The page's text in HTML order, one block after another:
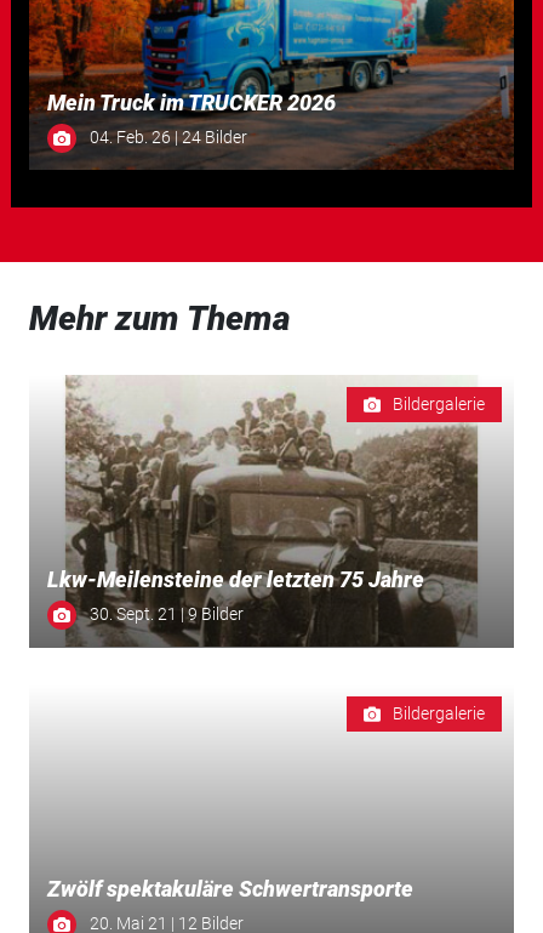
Mein Truck im TRUCKER 2026
04. Feb. 26 | 24 Bilder
Mehr zum Thema
Bildergalerie
Lkw-Meilensteine der letzten 75 Jahre
30. Sept. 21 | 9 Bilder
Bildergalerie
Zwölf spektakuläre Schwertransporte
20. Mai 21 | 12 Bilder